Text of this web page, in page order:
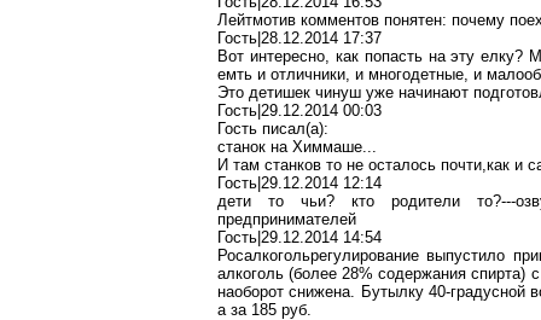
Лейтмотив комментов понятен: почему
Гость|28.12.2014 17:37
Вот интересно, как попасть на эту
емть и отличники, и многодетные, и
Это детишек чинуш уже начинают
Гость|29.12.2014 00:03
Гость писал(a):
станок на Химмаше...
И там станков то не осталось почти,как
Гость|29.12.2014 12:14
дети то чьи? кто родители то?---
предпринимателей
Гость|29.12.2014 14:54
Росалкогольрегулирование выпустило
алкоголь (более 28% содержания
наоборот снижена. Бутылку 40-градусной
а за 185 руб.